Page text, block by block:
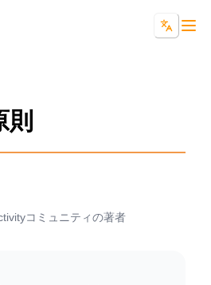
則
コミュニティの著者